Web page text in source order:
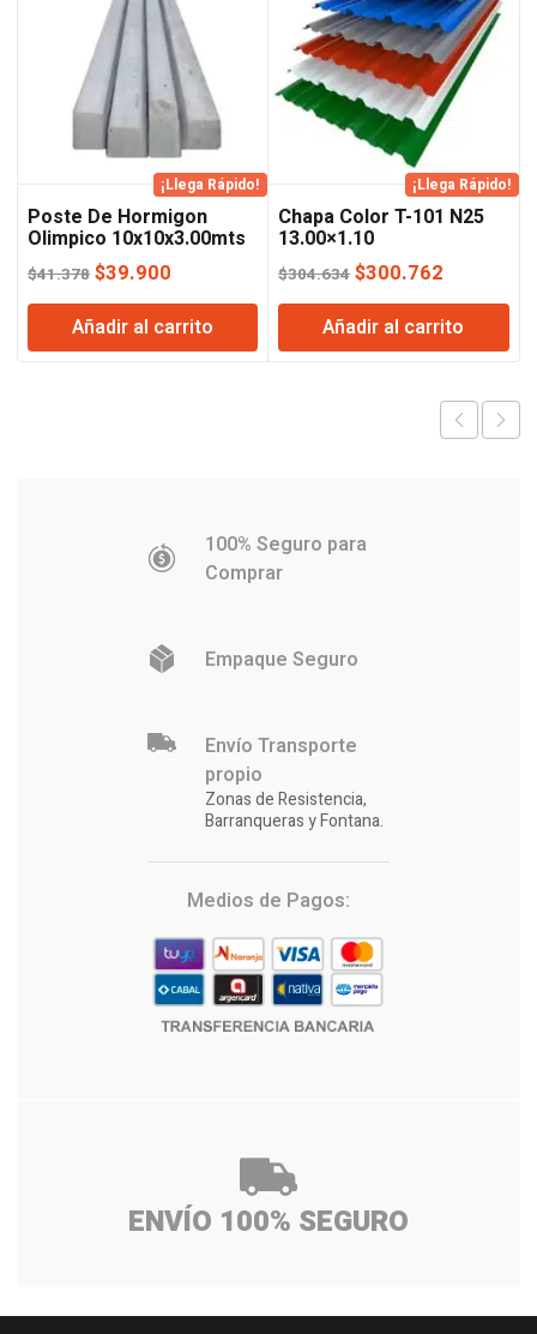
¡Llega Rápido!
Poste De Hormigon
Olimpico 10x10x3.00mts
$41.378 El
precio
original
era:
$39.900
precio
actual
es:
Añadir al carrito
¡Llega Rápido!
Chapa Color T-101 N25
13.00×1.10
(negro,verde,azul,rojo)
$304.634El
precio
original
era:
$300.762
precio
actual
es:
Añadir al carrito
100% Seguro para
Comprar
Empaque Seguro
Envío Transporte
propio
Zonas de Resistencia,
Barranqueras y Fontana.
Medios de Pagos:
ENVÍO 100% SEGURO